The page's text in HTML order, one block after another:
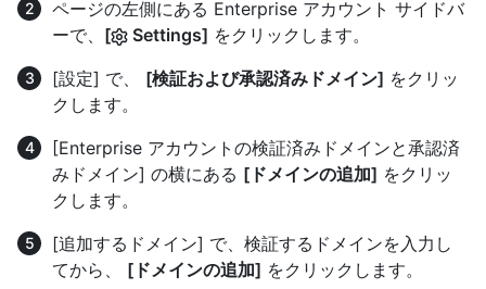
ページの左側にある Enterprise アカウント サイドバ
ーで、 [ Settings] をクリックします。
[設定] で、 [検証および承認済みドメイン] をクリッ
クします。
[Enterprise アカウントの検証済みドメインと承認済
みドメイン] の横にある [ドメインの追加] をクリッ
クします。
[追加するドメイン] で、検証するドメインを入力し
てから、 [ドメインの追加] をクリックします。